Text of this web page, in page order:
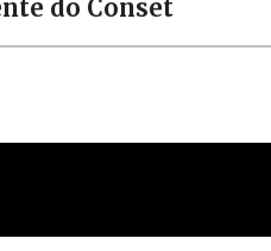
do Conset